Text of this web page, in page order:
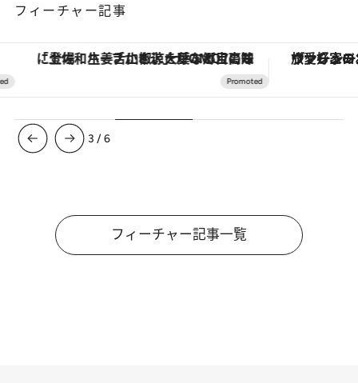
フィーチャー記事
「土佐和ハーブかき氷」がOMO7高知に登場！生姜、山椒、大葉など目にも舌にも涼を呼ぶ郷土の味 ヴァシュロン・コンスタンタ
3 /6
フィーチャー記事一覧